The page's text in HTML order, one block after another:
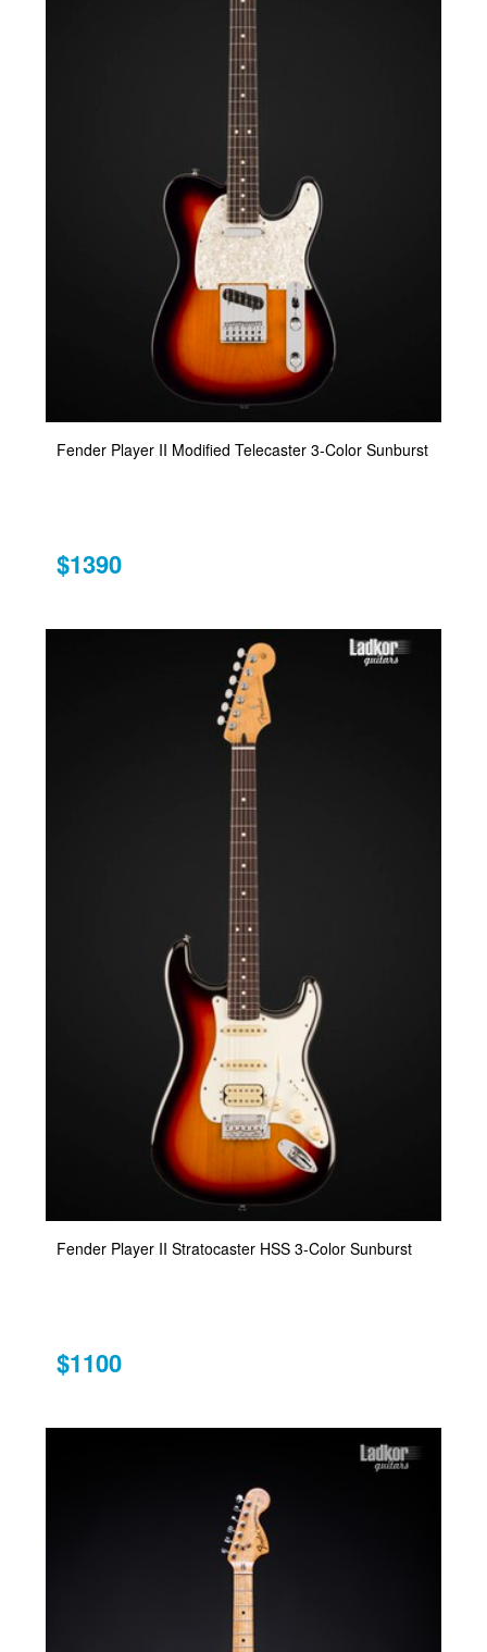
Fender Player II Modified Telecaster 3-Color Sunburst
$1390
Fender Player II Stratocaster HSS 3-Color Sunburst
$1100